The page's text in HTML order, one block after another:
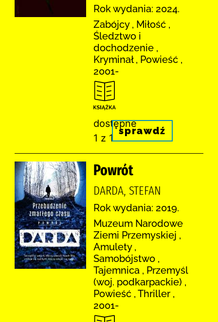
Rok wydania: 2024.
Zabójcy , Miłość ,
Śledztwo i
dochodzenie ,
Kryminał , Powieść ,
2001-
dostępne
1 z 1
sprawdź
Powrót
DARDA, STEFAN
Rok wydania: 2019.
Muzeum Narodowe
Ziemi Przemyskiej ,
Amulety ,
Samobójstwo ,
Tajemnica , Przemyśl
(woj. podkarpackie) ,
Powieść , Thriller ,
2001-